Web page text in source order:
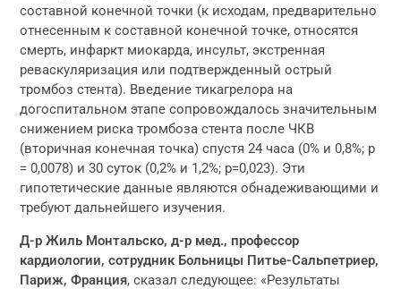
составной конечной точки (к исходам, предварительно
отнесенным к составной конечной точке, относятся
смерть, инфаркт миокарда, инсульт, экстренная
реваскуляризация или подтвержденный острый
тромбоз стента). Введение тикагрелора на
догоспитальном этапе сопровождалось значительным
снижением риска тромбоза стента после ЧКВ
(вторичная конечная точка) спустя 24 часа (0% и 0,8%; p
= 0,0078) и 30 суток (0,2% и 1,2%; p=0,023). Эти
гипотетические данные являются обнадеживающими и
требуют дальнейшего изучения.
Д-р Жиль Монтальско, д-р мед., профессор
кардиологии, сотрудник Больницы Питье-Сальпетриер,
Париж, Франция, сказал следующее: «Результаты